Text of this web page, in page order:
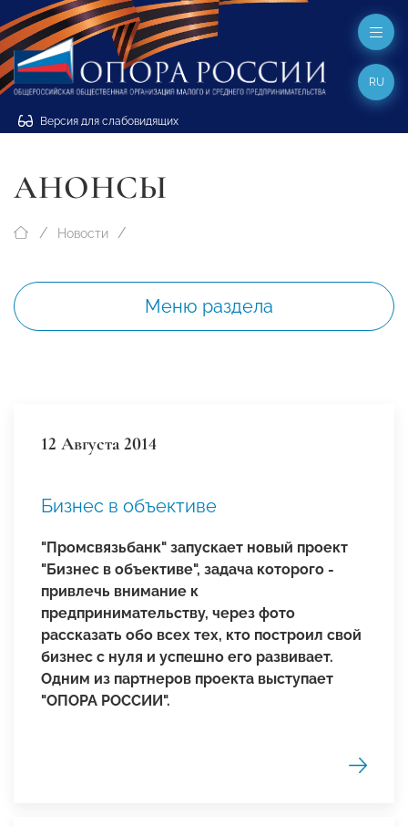
Версия для слабовидящих
RU
АНОНСЫ
Новости
Меню раздела
12 Августа 2014
Бизнес в объективе
"Промсвязьбанк" запускает новый проект
"Бизнес в объективе", задача которого -
привлечь внимание к
предпринимательству, через фото
рассказать обо всех тех, кто построил свой
бизнес с нуля и успешно его развивает.
Одним из партнеров проекта выступает
"ОПОРА РОССИИ".